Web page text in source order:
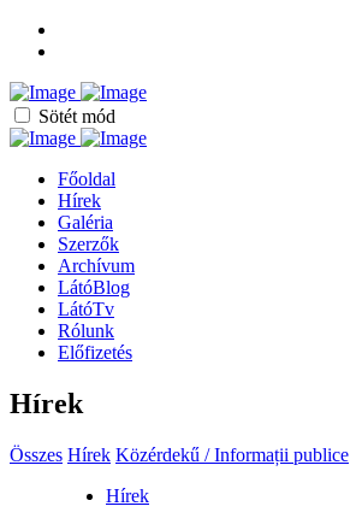
Sötét mód
Főoldal
Hírek
Galéria
Szerzők
Archívum
LátóBlog
LátóTv
Rólunk
Előfizetés
Hírek
Összes Hírek Közérdekű / Informații publice
Hírek